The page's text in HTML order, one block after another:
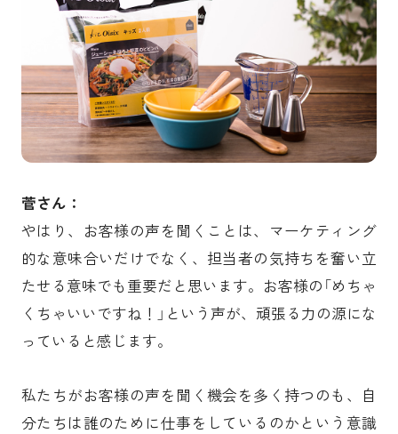
菅さん：
やはり、お客様の声を聞くことは、マーケティング
的な意味合いだけでなく、担当者の気持ちを奮い立
たせる意味でも重要だと思います。お客様の「めちゃ
くちゃいいですね！」という声が、頑張る力の源にな
っていると感じます。
私たちがお客様の声を聞く機会を多く持つのも、自
分たちは誰のために仕事をしているのかという意識